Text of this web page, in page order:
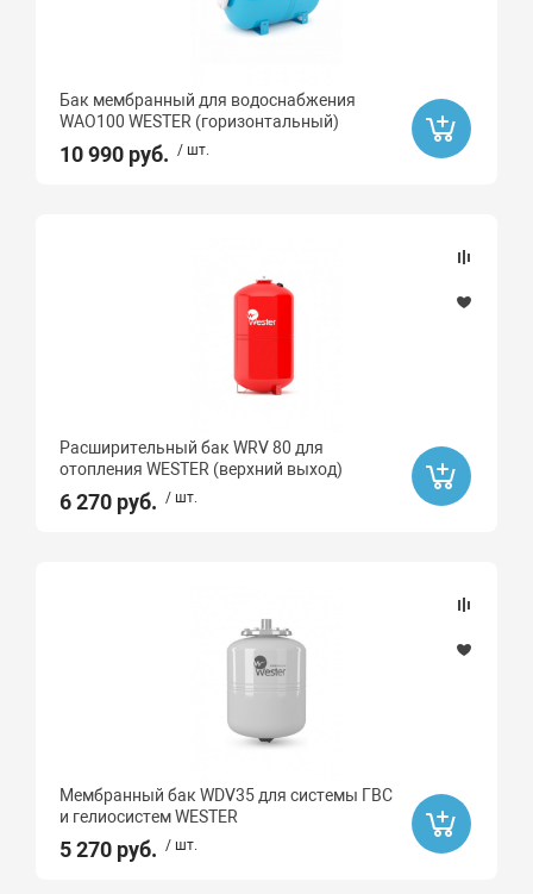
Бак мембранный для водоснабжения
WAO100 WESTER (горизонтальный)
10 990 руб. / шт.
Расширительный бак WRV 80 для
отопления WESTER (верхний выход)
6 270 руб. / шт.
Мембранный бак WDV35 для системы ГВС
и гелиосистем WESTER
5 270 руб. / шт.